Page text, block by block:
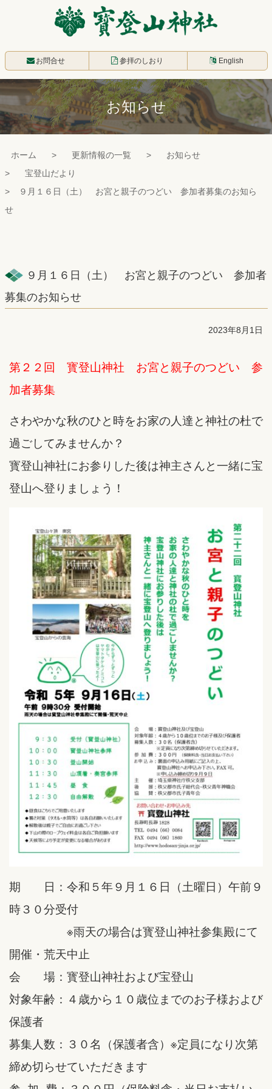
本
文
へ
ッ
プ
寳登山神社
お問合せ 参拝のしおり English
お知らせ
ホーム 更新情報の一覧
お知らせ
宝登山だより
９月１６日（土） お宮と親子のつどい 参加者募集のお知ら
せ
９月１６日（土） お宮と親子のつどい 参加者
募集のお知らせ
2023年8月1日
第２２回 寳登山神社 お宮と親子のつどい 参
加者募集
さわやかな秋のひと時をお家の人達と神社の杜で
過ごしてみませんか？
寳登山神社にお参りした後は神主さんと一緒に宝
登山へ登りましょう！
期 日：令和５年９月１６日（土曜日）午前９
時３０分受付
※雨天の場合は寳登山神社参集殿にて
開催・荒天中止
会 場：寳登山神社および宝登山
対象年齢：４歳から１０歳位までのお子様および
保護者
募集人数：３０名（保護者含）※定員になり次第
締め切らせていただきます